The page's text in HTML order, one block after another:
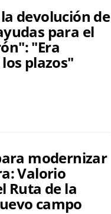
devolución de
para el
"Era
plazos"
modernizar
Valorio
Ruta de la
campo